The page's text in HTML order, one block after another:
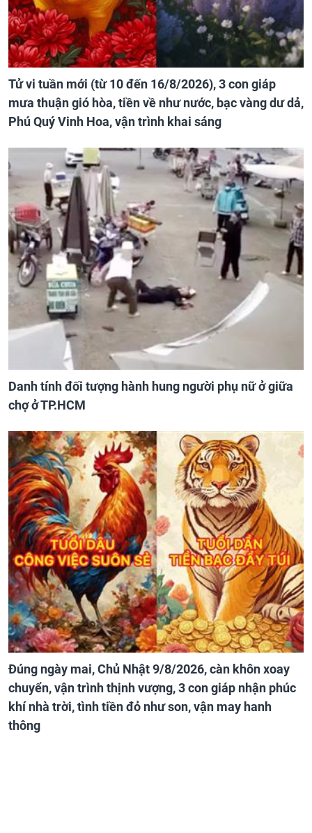
Tử vi tuần mới (từ 10 đến 16/8/2026), 3 con giáp
mưa thuận gió hòa, tiền về như nước, bạc vàng dư dả,
Phú Quý Vinh Hoa, vận trình khai sáng
Danh tính đối tượng hành hung người phụ nữ ở giữa
chợ ở TP.HCM
Đúng ngày mai, Chủ Nhật 9/8/2026, càn khôn xoay
chuyển, vận trình thịnh vượng, 3 con giáp nhận phúc
khí nhà trời, tình tiền đỏ như son, vận may hanh
thông